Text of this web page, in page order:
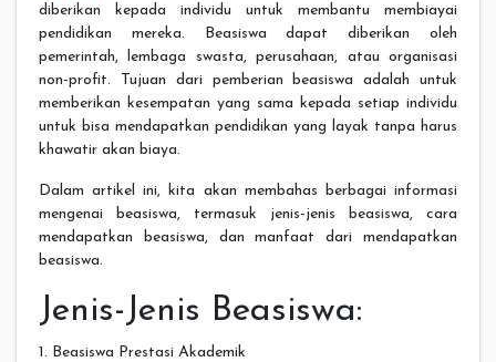
diberikan kepada individu untuk membantu membiayai
pendidikan mereka. Beasiswa dapat diberikan oleh
pemerintah, lembaga swasta, perusahaan, atau organisasi
non-profit. Tujuan dari pemberian beasiswa adalah untuk
memberikan kesempatan yang sama kepada setiap individu
untuk bisa mendapatkan pendidikan yang layak tanpa harus
khawatir akan biaya.
Dalam artikel ini, kita akan membahas berbagai informasi
mengenai beasiswa, termasuk jenis-jenis beasiswa, cara
mendapatkan beasiswa, dan manfaat dari mendapatkan
beasiswa.
Jenis-Jenis Beasiswa:
1. Beasiswa Prestasi Akademik